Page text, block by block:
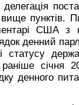
пунктів.
США з
денний
статусу
раніше січня
денного